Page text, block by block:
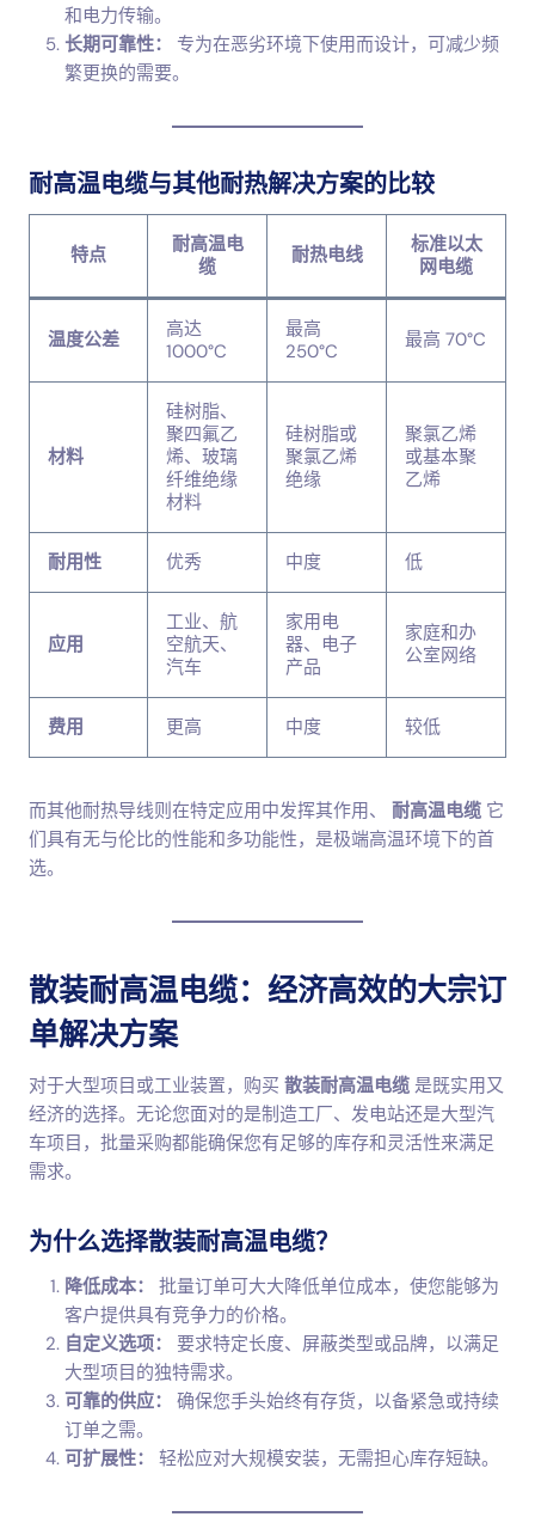
和电力传输。
长期可靠性：
专为在恶劣环境下使用而设计，可减少频
繁更换的需要。
耐高温电缆与其他耐热解决方案的比较
特点
耐高温电
缆
耐热电线
标准以太
网电缆
温度公差
高达
1000°C
最高
250°C
最高 70°C
材料
硅树脂、
聚四氟乙
烯、玻璃
纤维绝缘
材料
硅树脂或
聚氯乙烯
绝缘
聚氯乙烯
或基本聚
乙烯
耐用性 优秀 中度 低
应用
工业、航
空航天、
汽车
家用电
器、电子
产品
家庭和办
公室网络
费用 更高 中度 较低
而其他耐热导线则在特定应用中发挥其作用、 耐高温电缆 它
们具有无与伦比的性能和多功能性，是极端高温环境下的首
选。
散装耐高温电缆：经济高效的大宗订
单解决方案
对于大型项目或工业装置，购买 散装耐高温电缆 是既实用又
经济的选择。无论您面对的是制造工厂、发电站还是大型汽
车项目，批量采购都能确保您有足够的库存和灵活性来满足
需求。
为什么选择散装耐高温电缆？
降低成本：
批量订单可大大降低单位成本，使您能够为
客户提供具有竞争力的价格。
自定义选项：
要求特定长度、屏蔽类型或品牌，以满足
大型项目的独特需求。
可靠的供应：
确保您手头始终有存货，以备紧急或持续
订单之需。
可扩展性：
轻松应对大规模安装，无需担心库存短缺。